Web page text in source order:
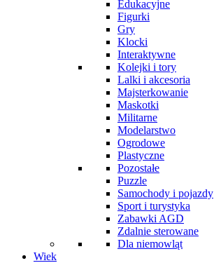
Edukacyjne
Figurki
Gry
Klocki
Interaktywne
Kolejki i tory
Lalki i akcesoria
Majsterkowanie
Maskotki
Militarne
Modelarstwo
Ogrodowe
Plastyczne
Pozostałe
Puzzle
Samochody i pojazdy
Sport i turystyka
Zabawki AGD
Zdalnie sterowane
Dla niemowląt
Wiek